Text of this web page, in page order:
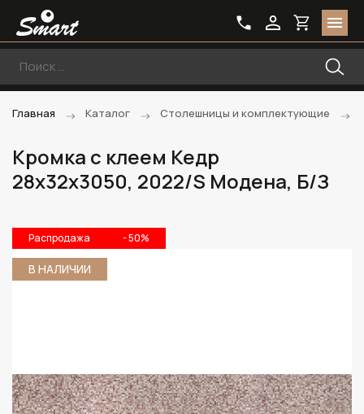
Главная Каталог Столешницы и комплектующие
Кромка с клеем Кедр
28х32х3050, 2022/S Модена, Б/З
Распродажа - 50%
В НАЛИЧИИ